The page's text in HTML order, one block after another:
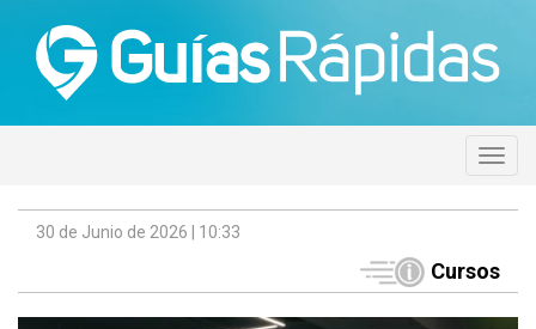
30 de Junio de 2026 | 10:33
Cursos